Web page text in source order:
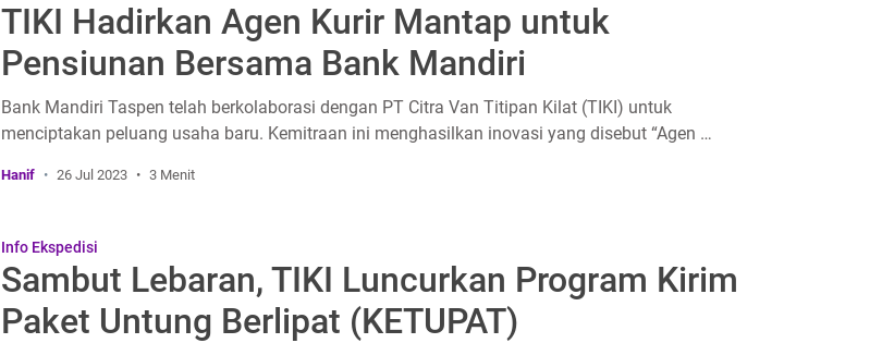
TIKI Hadirkan Agen Kurir Mantap untuk
Pensiunan Bersama Bank Mandiri
Bank Mandiri Taspen telah berkolaborasi dengan PT Citra Van Titipan Kilat (TIKI) untuk
menciptakan peluang usaha baru. Kemitraan ini menghasilkan inovasi yang disebut “Agen …
Hanif 26 Jul 2023 3 Menit
Info Ekspedisi
Sambut Lebaran, TIKI Luncurkan Program Kirim
Paket Untung Berlipat (KETUPAT)